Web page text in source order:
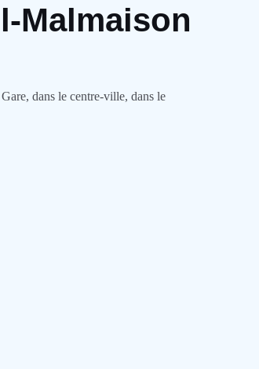
Malmaison
dans le centre-ville, dans le